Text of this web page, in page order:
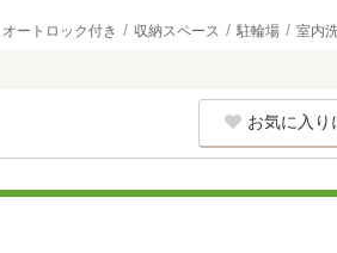
オートロック付き 収納スペース 駐輪場 室内
お気に入り